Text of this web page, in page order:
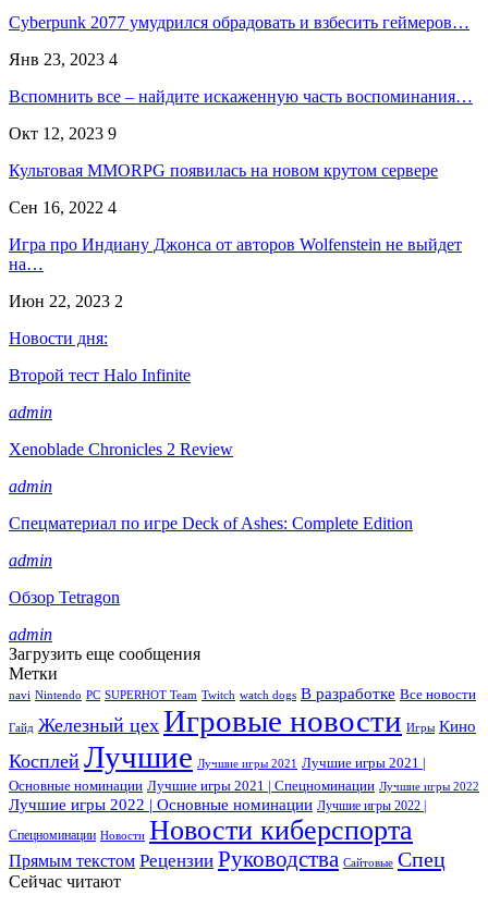
Cyberpunk 2077 умудрился обрадовать и взбесить геймеров…
Янв 23, 2023 4
Вспомнить все – найдите искаженную часть воспоминания…
Окт 12, 2023 9
Культовая MMORPG появилась на новом крутом сервере
Сен 16, 2022 4
Игра про Индиану Джонса от авторов Wolfenstein не выйдет
на…
Июн 22, 2023 2
Новости дня:
Второй тест Halo Infinite
admin
Xenoblade Chronicles 2 Review
admin
Спецматериал по игре Deck of Ashes: Complete Edition
admin
Обзор Tetragon
admin
Загрузить еще сообщения
Метки
navi Nintendo PC SUPERHOT Team Twitch watch dogs В разработке Все новости
Гайд Железный цех Игровые новости Игры Кино
Косплей Лучшие Лучшие игры 2021
Лучшие игры 2021 |
Основные номинации Лучшие игры 2021 | Спецноминации Лучшие игры 2022
Лучшие игры 2022 | Основные номинации Лучшие игры 2022 |
Спецноминации Новости Новости киберспорта
Прямым текстом Рецензии Руководства Сайтовые Спец
Сейчас читают